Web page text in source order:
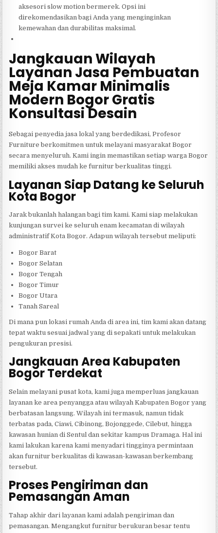
aksesori slow motion bermerek. Opsi ini
direkomendasikan bagi Anda yang menginginkan
kemewahan dan durabilitas maksimal.
Jangkauan Wilayah
Layanan Jasa Pembuatan
Meja Kamar Minimalis
Modern Bogor Gratis
Konsultasi Desain
Sebagai penyedia jasa lokal yang berdedikasi, Profesor
Furniture berkomitmen untuk melayani masyarakat Bogor
secara menyeluruh. Kami ingin memastikan setiap warga Bogor
memiliki akses mudah ke furnitur berkualitas tinggi.
Layanan Siap Datang ke Seluruh
Kota Bogor
Jarak bukanlah halangan bagi tim kami. Kami siap melakukan
kunjungan survei ke seluruh enam kecamatan di wilayah
administratif Kota Bogor. Adapun wilayah tersebut meliputi:
Bogor Barat
Bogor Selatan
Bogor Tengah
Bogor Timur
Bogor Utara
Tanah Sareal
Di mana pun lokasi rumah Anda di area ini, tim kami akan datang
tepat waktu sesuai jadwal yang di sepakati untuk melakukan
pengukuran presisi.
Jangkauan Area Kabupaten
Bogor Terdekat
Selain melayani pusat kota, kami juga memperluas jangkauan
layanan ke area penyangga atau wilayah Kabupaten Bogor yang
berbatasan langsung. Wilayah ini termasuk, namun tidak
terbatas pada, Ciawi, Cibinong, Bojonggede, Cilebut, hingga
kawasan hunian di Sentul dan sekitar kampus Dramaga. Hal ini
kami lakukan karena kami menyadari tingginya permintaan
akan furnitur berkualitas di kawasan-kawasan berkembang
tersebut.
Proses Pengiriman dan
Pemasangan Aman
Tahap akhir dari layanan kami adalah pengiriman dan
pemasangan. Mengangkut furnitur berukuran besar tentu